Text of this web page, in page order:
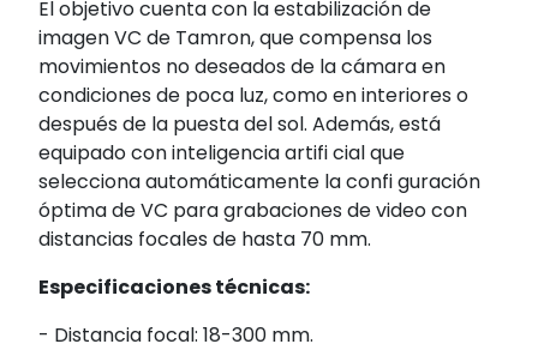
El objetivo cuenta con la estabilización de
imagen VC de Tamron, que compensa los
movimientos no deseados de la cámara en
condiciones de poca luz, como en interiores o
después de la puesta del sol. Además, está
equipado con inteligencia artifi cial que
selecciona automáticamente la confi guración
óptima de VC para grabaciones de video con
distancias focales de hasta 70 mm.
Especificaciones técnicas:
- Distancia focal: 18-300 mm.